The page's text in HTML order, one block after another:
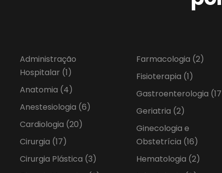
Administração
Hospitalar (1)
Anatomia (4)
Anestesiologia (6)
Cardiologia (20)
Cirurgia (17)
Cirurgia Plástica (3)
Farmacologia (2)
Fisioterapia (1)
Gastroenterologia
Geriatria (2)
Ginecologia e
Obstetrícia (16)
Hematologia (2)